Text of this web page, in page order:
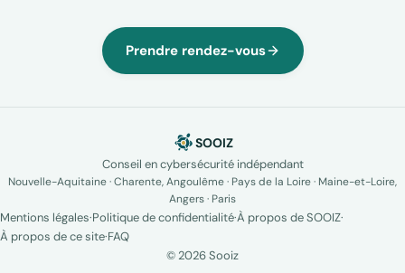
Prendre rendez-vous
SOOIZ
Conseil en cybersécurité indépendant
Nouvelle-Aquitaine · Charente, Angoulême · Pays de la Loire · Maine-et-Loire,
Angers · Paris
Mentions légales·Politique de confidentialité·À propos de SOOIZ·
À propos de ce site·FAQ
© 2026 Sooiz